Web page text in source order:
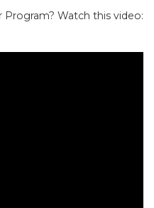
Watch this video: